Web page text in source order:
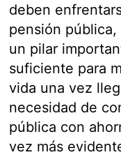
deben
pensión
un pilar
suficiente para
vida una vez
necesidad de
pública con
vez más